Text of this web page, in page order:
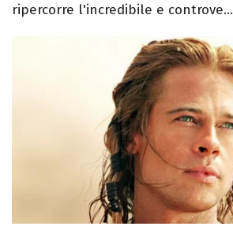
ripercorre l'incredibile e controve...